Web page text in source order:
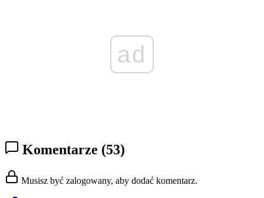
ad
Komentarze (53)
Musisz być zalogowany, aby dodać komentarz.